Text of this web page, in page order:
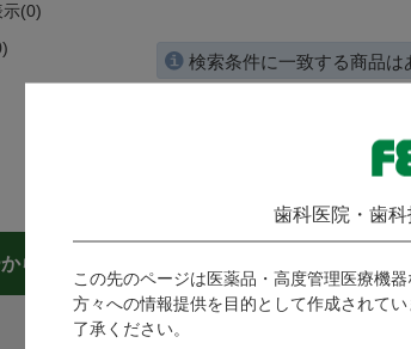
歯科医院・歯科
この先のページは医薬品・高度管理医療機
方々への情報提供を目的として作成されて
了承ください。
検索条件に一致する商品は
(0)
ら探す